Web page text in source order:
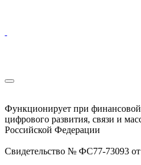
Функционирует при
цифрового развития, связи и
Российской Федерации
Свидетельство № ФС77-73093